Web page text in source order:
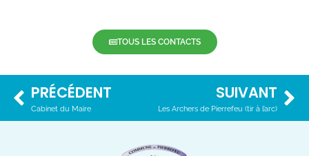
TOUS LES CONTACTS
PRÉCÉDENT
Cabinet du Maire
SUIVANT
Les Archers de Pierrefeu (tir à l’arc)